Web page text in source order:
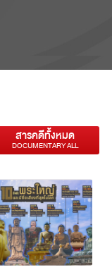
สารคดีทั้งหมด
DOCUMENTARY ALL